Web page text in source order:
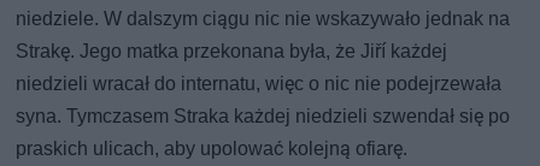
niedziele. W dalszym ciągu nic nie wskazywało jednak na
Strakę. Jego matka przekonana była, że Jiří każdej
niedzieli wracał do internatu, więc o nic nie podejrzewała
syna. Tymczasem Straka każdej niedzieli szwendał się po
praskich ulicach, aby upolować kolejną ofiarę.